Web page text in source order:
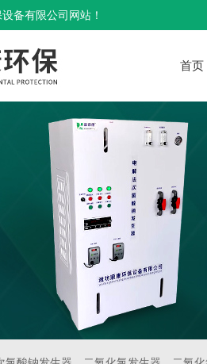
备有限公司网站！
首页